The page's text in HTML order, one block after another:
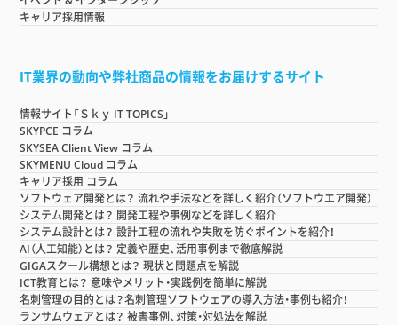
キャリア採用情報
IT業界の動向や弊社商品の情報をお届けするサイト
情報サイト「Ｓｋｙ IT TOPICS」
SKYPCE コラム
SKYSEA Client View コラム
SKYMENU Cloud コラム
キャリア採用 コラム
ソフトウェア開発とは？ 流れや手法などを詳しく紹介（ソフトウエア開発）
システム開発とは？ 開発工程や事例などを詳しく紹介
システム設計とは？ 設計工程の流れや失敗を防ぐポイントを紹介！
AI（人工知能）とは？ 定義や歴史、活用事例まで徹底解説
GIGAスクール構想とは？ 現状と問題点を解説
ICT教育とは？ 意味やメリット・実践例を簡単に解説
名刺管理の目的とは？名刺管理ソフトウェアの導入方法・事例も紹介！
ランサムウェアとは？ 被害事例、対策・対処法を解説